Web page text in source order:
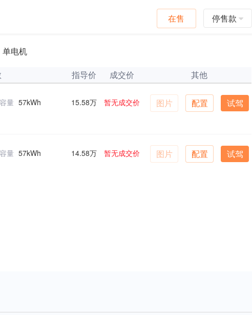
在售 停售款
单电机
指导价 成交价 其他
量 57kWh 15.58万 暂无成交价 图片 配置 试驾
量 57kWh 14.58万 暂无成交价 图片 配置 试驾